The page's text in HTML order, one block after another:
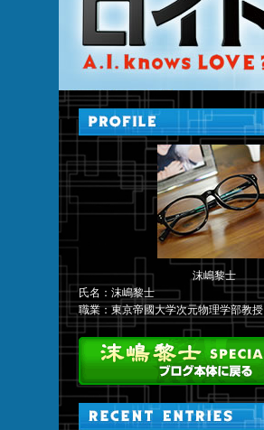
沫嶋黎士
氏名：沫嶋黎士
職業：東京帝國大学次元物理学部教授